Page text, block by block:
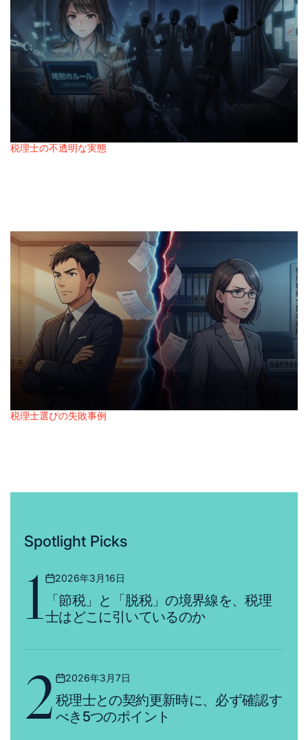
Posted
税理士の不透明な実態
Posted
税理士選びの失敗事例
Spotlight Picks
1Posted
on
2026年3月16日
「節税」と「脱税」の境界線を、税理
士はどこに引いているのか
2 Posted
on
2026年3月7日
税理士との契約更新時に、必ず確認す
べき5つのポイント